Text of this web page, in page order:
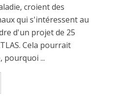
croient des
qui s'intéressent au
d'un projet de 25
Cela pourrait
pourquoi ...